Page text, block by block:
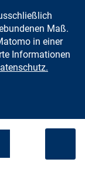
Maß.
in einer
Informationen